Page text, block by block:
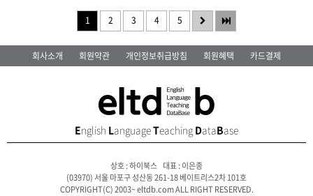
1 2 3 4 5
회사소개 회원약관 개인정보취급방침 회원혜택 카드결제
English LanguageTeaching DataBase
상호 : 하이북스 대표 : 이은종
(03970) 서울 마포구 성산동 261-18 베이트리스2차 101호
COPYRIGHT(C) 2003~ eltdb.com ALL RIGHT RESERVED.